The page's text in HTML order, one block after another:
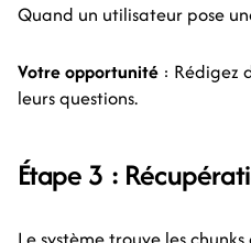
Quand un utilisateur pose
Votre opportunité : Rédigez
leurs questions.
Étape 3 :